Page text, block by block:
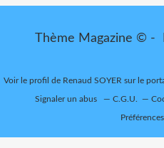
Thème Magazine © -
Voir le profil de Renaud SOYER sur le
Signaler un abus C.G.U.